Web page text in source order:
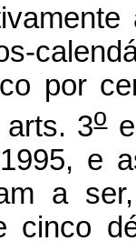
por
arts. 3oe
e
a
cinco